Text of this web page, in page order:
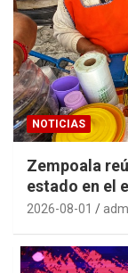
NOTICIAS
Zempoala
estado en el
2026-08-01